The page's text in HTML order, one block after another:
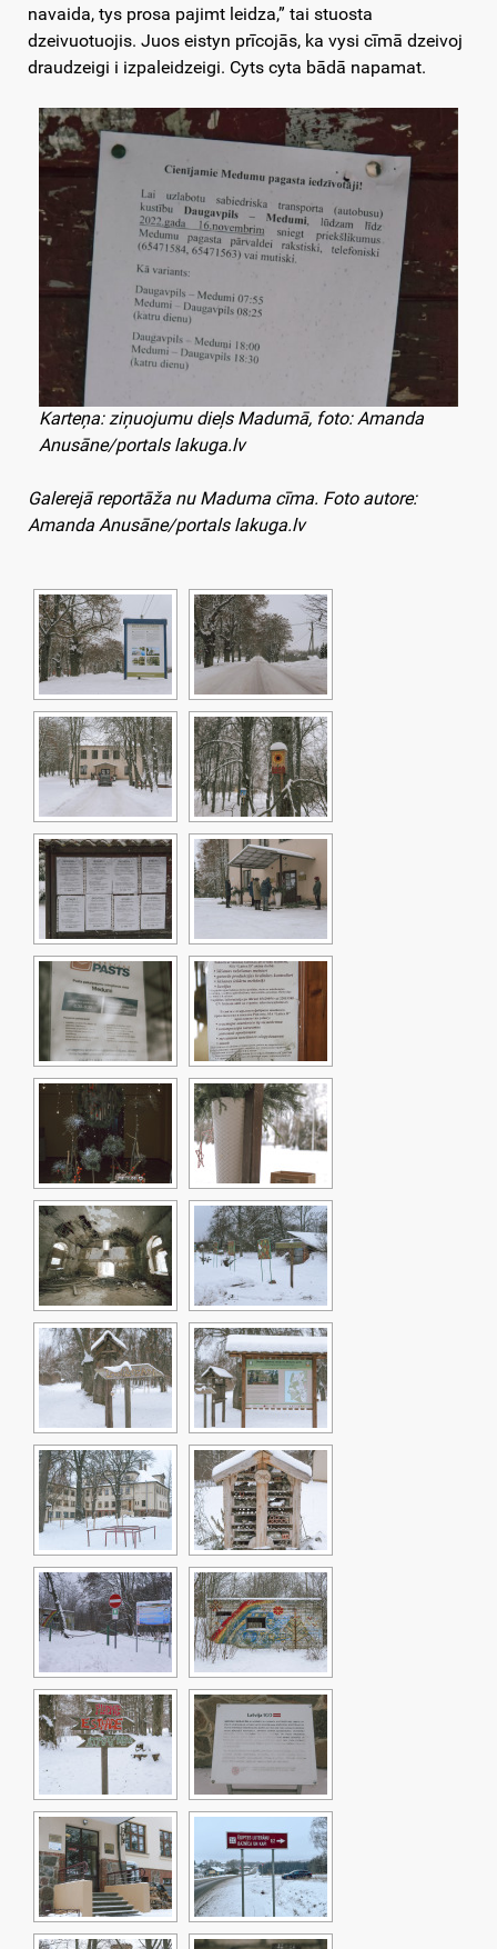
navaida, tys prosa pajimt leidza,” tai stuosta
dzeivuotuojis. Juos eistyn prīcojās, ka vysi cīmā dzeivoj
draudzeigi i izpaleidzeigi. Cyts cyta bādā napamat.
Karteņa: ziņuojumu dieļs Madumā, foto: Amanda
Anusāne/portals lakuga.lv
Galerejā reportāža nu Maduma cīma. Foto autore:
Amanda Anusāne/portals lakuga.lv